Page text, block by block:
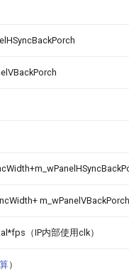
（IP内部使用clk）
）